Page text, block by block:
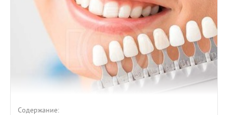
Содержание: